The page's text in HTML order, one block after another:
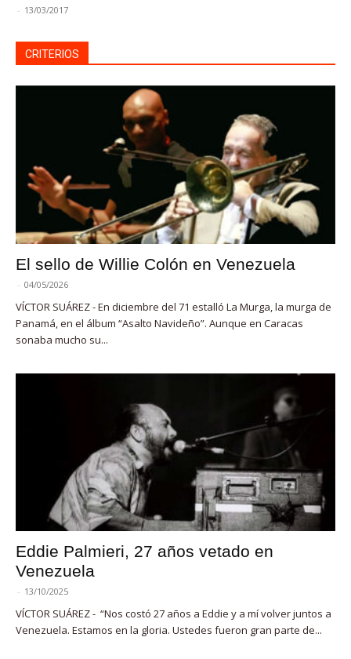
- 13/03/2017
CRITERIOS
El sello de Willie Colón en Venezuela
- 04/05/2026
VÍCTOR SUÁREZ - En diciembre del 71 estalló La Murga, la murga de
Panamá, en el álbum “Asalto Navideño”. Aunque en Caracas
sonaba mucho su...
Eddie Palmieri, 27 años vetado en
Venezuela
- 13/10/2025
VÍCTOR SUÁREZ - “Nos costó 27 años a Eddie y a mí volver juntos a
Venezuela. Estamos en la gloria. Ustedes fueron gran parte de...